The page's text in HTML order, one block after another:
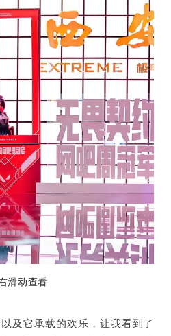
滑动查看
及它承载的欢乐，让我看到了